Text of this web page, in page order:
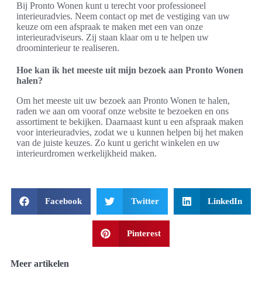
Bij Pronto Wonen kunt u terecht voor professioneel
interieuradvies. Neem contact op met de vestiging van uw
keuze om een afspraak te maken met een van onze
interieuradviseurs. Zij staan klaar om u te helpen uw
droominterieur te realiseren.
Hoe kan ik het meeste uit mijn bezoek aan Pronto Wonen
halen?
Om het meeste uit uw bezoek aan Pronto Wonen te halen,
raden we aan om vooraf onze website te bezoeken en ons
assortiment te bekijken. Daarnaast kunt u een afspraak maken
voor interieuradvies, zodat we u kunnen helpen bij het maken
van de juiste keuzes. Zo kunt u gericht winkelen en uw
interieurdromen werkelijkheid maken.
Facebook Twitter LinkedIn
Pinterest
Meer artikelen